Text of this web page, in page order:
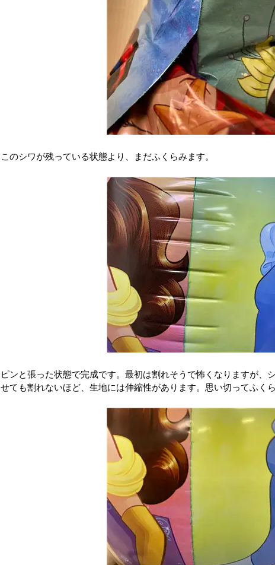
このシワが残っている状態より、まだふくらみます。
ピンと張った状態で完成です。最初は割れそうで怖くなりますが、
せても割れないほど、生地には伸縮性があります。思い切ってふくら